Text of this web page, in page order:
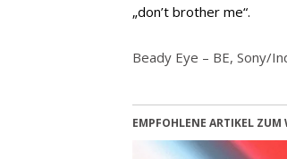
„don’t brother me“.
Beady Eye – BE, Sony/
EMPFOHLENE ARTIKEL ZUM